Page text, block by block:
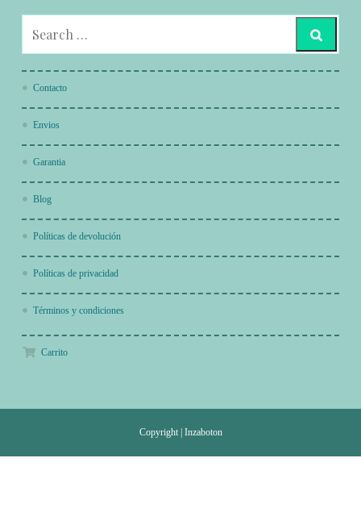
Contacto
Envios
Garantia
Blog
Políticas de devolución
Políticas de privacidad
Términos y condiciones
Carrito
Copyright Inzaboton